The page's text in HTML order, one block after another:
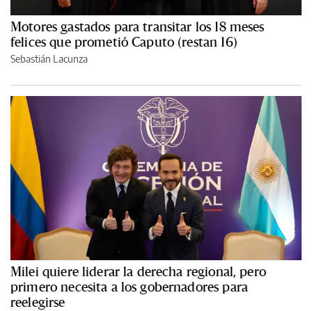
Motores gastados para transitar los 18 meses
felices que prometió Caputo (restan 16)
Sebastián Lacunza
Milei quiere liderar la derecha regional, pero
primero necesita a los gobernadores para
reelegirse